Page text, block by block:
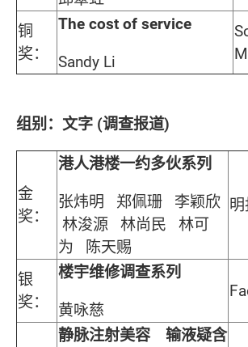
铜
奖：
The cost of service
Sandy Li
组别：文字 (调查报道)
金
奖：
港人港楼一约多伙系列
张炜明 郑佩珊 李颖欣
林浚源 林尚民 林可
为 陈天赐
银
奖：
楼宇维修调查系列
黄咏慈
静脉注射美容 输液疑含